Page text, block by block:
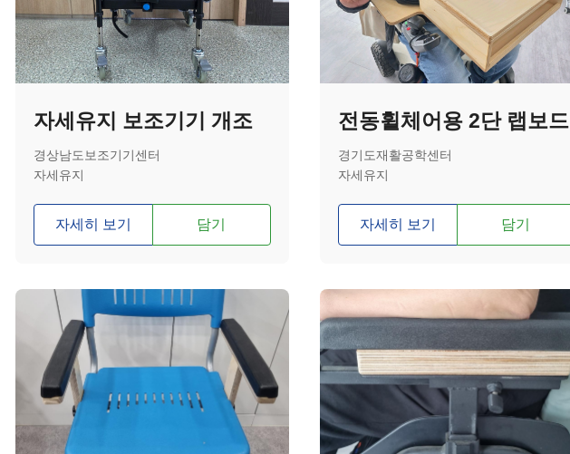
자세유지 보조기기 개조
경상남도보조기기센터
자세유지
자세히 보기 담기
전동휠체어용 2단 랩보드
경기도재활공학센터
자세유지
자세히 보기 담기